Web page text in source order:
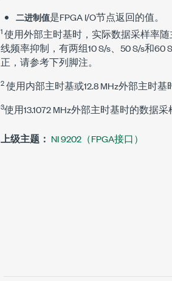
二进制值是FPGA I/O节点返回的值。
1使用外部主时基时，实际数据采样率随
线频率抑制，有两组10 S/s、50 S/s和
正，请参考下列脚注。
2使用内部主时基或12.8 MHz外部主时基
3使用13.1072 MHz外部主时基时的数据采
上级主题： NI 9202（FPGA接口）